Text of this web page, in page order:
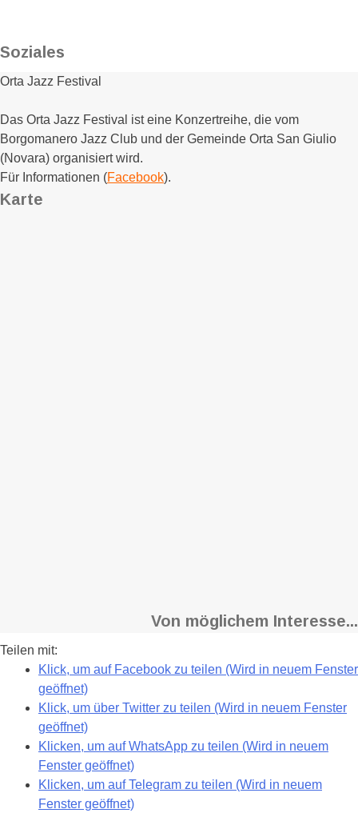
Soziales
Orta Jazz Festival
Das Orta Jazz Festival ist eine Konzertreihe, die vom
Borgomanero Jazz Club und der Gemeinde Orta San Giulio
(Novara) organisiert wird.
Für Informationen (Facebook).
Karte
Von möglichem Interesse...
Teilen mit:
Klick, um auf Facebook zu teilen (Wird in neuem Fenster
geöffnet)
Klick, um über Twitter zu teilen (Wird in neuem Fenster
geöffnet)
Klicken, um auf WhatsApp zu teilen (Wird in neuem
Fenster geöffnet)
Klicken, um auf Telegram zu teilen (Wird in neuem
Fenster geöffnet)